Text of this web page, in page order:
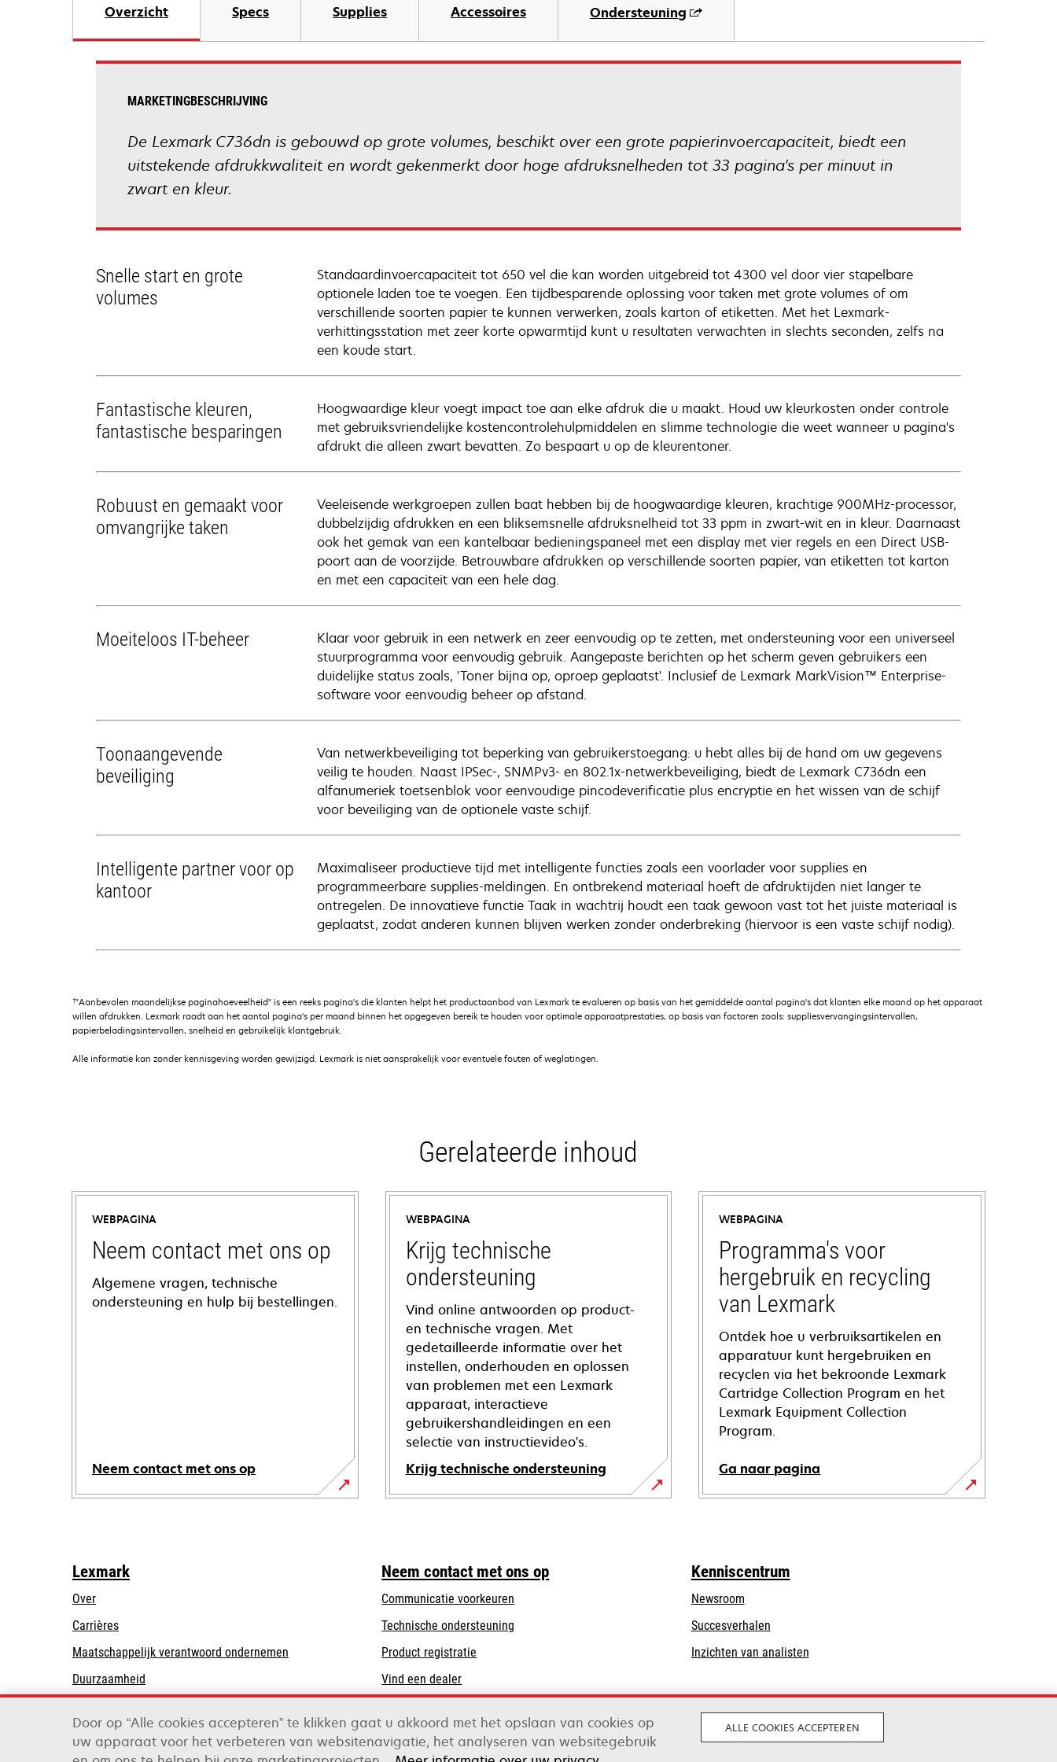
Overzicht Specs Supplies Accessoires Ondersteuning
MARKETINGBESCHRIJVING
De Lexmark C736dn is gebouwd op grote volumes, beschikt over een grote papierinvoercapaciteit, biedt een
uitstekende afdrukkwaliteit en wordt gekenmerkt door hoge afdruksnelheden tot 33 pagina's per minuut in
zwart en kleur.
Snelle start en grote
volumes
Standaardinvoercapaciteit tot 650 vel die kan worden uitgebreid tot 4300 vel door vier stapelbare
optionele laden toe te voegen. Een tijdbesparende oplossing voor taken met grote volumes of om
verschillende soorten papier te kunnen verwerken, zoals karton of etiketten. Met het Lexmark-
verhittingsstation met zeer korte opwarmtijd kunt u resultaten verwachten in slechts seconden, zelfs na
een koude start.
Fantastische kleuren,
fantastische besparingen
Hoogwaardige kleur voegt impact toe aan elke afdruk die u maakt. Houd uw kleurkosten onder controle
met gebruiksvriendelijke kostencontrolehulpmiddelen en slimme technologie die weet wanneer u pagina's
afdrukt die alleen zwart bevatten. Zo bespaart u op de kleurentoner.
Robuust en gemaakt voor
omvangrijke taken
Veeleisende werkgroepen zullen baat hebben bij de hoogwaardige kleuren, krachtige 900MHz-processor,
dubbelzijdig afdrukken en een bliksemsnelle afdruksnelheid tot 33 ppm in zwart-wit en in kleur. Daarnaast
ook het gemak van een kantelbaar bedieningspaneel met een display met vier regels en een Direct USB-
poort aan de voorzijde. Betrouwbare afdrukken op verschillende soorten papier, van etiketten tot karton
en met een capaciteit van een hele dag.
Moeiteloos IT-beheer
Klaar voor gebruik in een netwerk en zeer eenvoudig op te zetten, met ondersteuning voor een universeel
stuurprogramma voor eenvoudig gebruik. Aangepaste berichten op het scherm geven gebruikers een
duidelijke status zoals, 'Toner bijna op, oproep geplaatst'. Inclusief de Lexmark MarkVision™ Enterprise-
software voor eenvoudig beheer op afstand.
Toonaangevende
beveiliging
Van netwerkbeveiliging tot beperking van gebruikerstoegang: u hebt alles bij de hand om uw gegevens
veilig te houden. Naast IPSec-, SNMPv3- en 802.1x-netwerkbeveiliging, biedt de Lexmark C736dn een
alfanumeriek toetsenblok voor eenvoudige pincodeverificatie plus encryptie en het wissen van de schijf
voor beveiliging van de optionele vaste schijf.
Intelligente partner voor op
kantoor
Maximaliseer productieve tijd met intelligente functies zoals een voorlader voor supplies en
programmeerbare supplies-meldingen. En ontbrekend materiaal hoeft de afdruktijden niet langer te
ontregelen. De innovatieve functie Taak in wachtrij houdt een taak gewoon vast tot het juiste materiaal is
geplaatst, zodat anderen kunnen blijven werken zonder onderbreking (hiervoor is een vaste schijf nodig).
†"Aanbevolen maandelijkse paginahoeveelheid" is een reeks pagina's die klanten helpt het productaanbod van Lexmark te evalueren op basis van het gemiddelde aantal pagina's dat klanten elke maand op het apparaat
willen afdrukken. Lexmark raadt aan het aantal pagina's per maand binnen het opgegeven bereik te houden voor optimale apparaatprestaties, op basis van factoren zoals: suppliesvervangingsintervallen,
papierbeladingsintervallen, snelheid en gebruikelijk klantgebruik.
Alle informatie kan zonder kennisgeving worden gewijzigd. Lexmark is niet aansprakelijk voor eventuele fouten of weglatingen.
Gerelateerde inhoud
WEBPAGINA
Neem contact met ons op
Algemene vragen, technische
ondersteuning en hulp bij bestellingen.
Neem contact met ons op
WEBPAGINA
Krijg technische
ondersteuning
Vind online antwoorden op product-
en technische vragen. Met
gedetailleerde informatie over het
instellen, onderhouden en oplossen
van problemen met een Lexmark
apparaat, interactieve
gebruikershandleidingen en een
selectie van instructievideo's.
Krijg technische ondersteuning
opens
tab
WEBPAGINA
Programma's voor
hergebruik en recycling
van Lexmark
Ontdek hoe u verbruiksartikelen en
apparatuur kunt hergebruiken en
recyclen via het bekroonde Lexmark
Cartridge Collection Program en het
Lexmark Equipment Collection
Program.
Ga naar pagina
Lexmark
Over
Carrières
Maatschappelijk verantwoord ondernemen
tab
Duurzaamheid
Neem contact met ons op
Communicatie voorkeuren
Technische ondersteuning
tab
Product registratie
Vind een dealer
Kenniscentrum
Newsroom
Succesverhalen
Inzichten van analisten
Lexmark International, Inc., een bedrijf van Xerox
Door op “Alle cookies accepteren” te klikken gaat u akkoord met het opslaan van cookies op
uw apparaat voor het verbeteren van websitenavigatie, het analyseren van websitegebruik
ALLE COOKIES ACCEPTEREN